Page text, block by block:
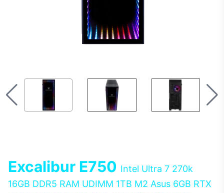
Excalibur E750 Intel Ultra 7 270k
16GB DDR5 RAM UDIMM 1TB M2 Asus 6GB RTX